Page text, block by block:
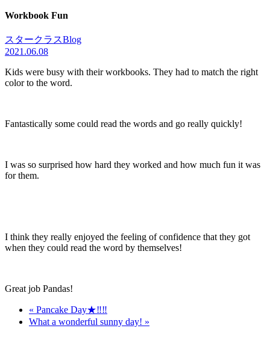
Workbook Fun
スタークラスBlog
2021.06.08
Kids were busy with their workbooks. They had to match the right
color to the word.
Fantastically some could read the words and go really quickly!
I was so surprised how hard they worked and how much fun it was
for them.
I think they really enjoyed the feeling of confidence that they got
when they could read the word by themselves!
Great job Pandas!
« Pancake Day★‼‼
What a wonderful sunny day! »